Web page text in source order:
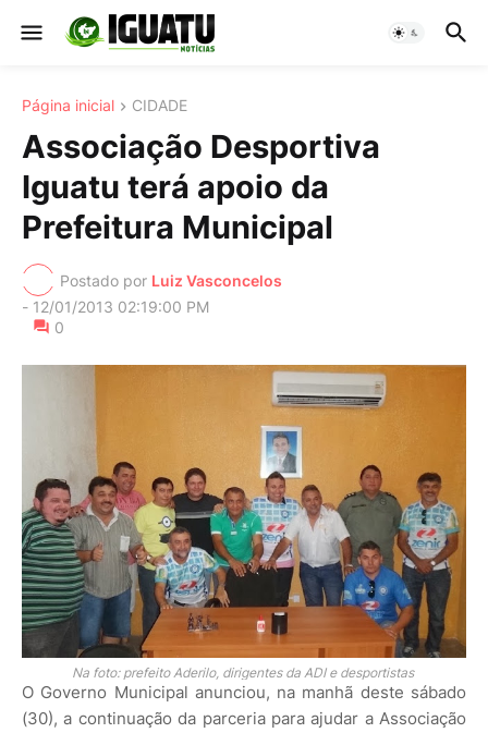
Página inicial CIDADE
Associação Desportiva
Iguatu terá apoio da
Prefeitura Municipal
Postado por Luiz Vasconcelos
- 12/01/2013 02:19:00 PM
0
Na foto: prefeito Aderilo, dirigentes da ADI e desportistas
O Governo Municipal anunciou, na manhã deste sábado
(30), a continuação da parceria para ajudar a Associação